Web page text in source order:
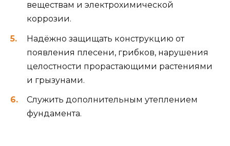
веществам и электрохимической
коррозии.
Надёжно защищать конструкцию от
появления плесени, грибков, нарушения
целостности прорастающими растениями
и грызунами.
Служить дополнительным утеплением
фундамента.